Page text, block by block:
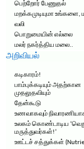
பெற்றோர் பேணுதல்
மறக்கமுடியுமா உங்களை,
வலி
பொறுமையின் எல்லை
மலர் நகர்த்திய மலை..
அறிவியல்
கடிகாரம்!
பாம்புக்கடியும் அதற்கான
முதலுதவியும்
தேன்கூடு
உணவாகவும்
உலகம் கொண்டாடிய
மருத்துவர்கள்!’
ஊட்டச் சத்துக்கள்